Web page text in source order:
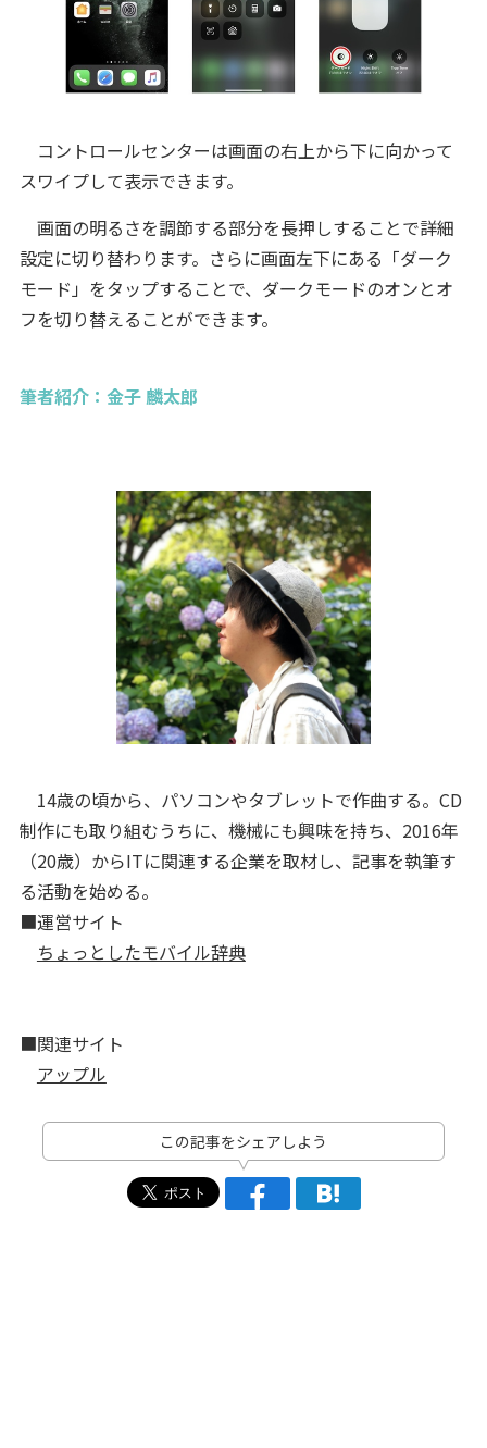
コントロールセンターは画面の右上から下に向かって
スワイプして表示できます。
画面の明るさを調節する部分を長押しすることで詳細
設定に切り替わります。さらに画面左下にある「ダーク
モード」をタップすることで、ダークモードのオンとオ
フを切り替えることができます。
筆者紹介：金子 麟太郎
14歳の頃から、パソコンやタブレットで作曲する。CD
制作にも取り組むうちに、機械にも興味を持ち、2016年
（20歳）からITに関連する企業を取材し、記事を執筆す
る活動を始める。
■運営サイト
ちょっとしたモバイル辞典
■関連サイト
アップル
この記事をシェアしよう